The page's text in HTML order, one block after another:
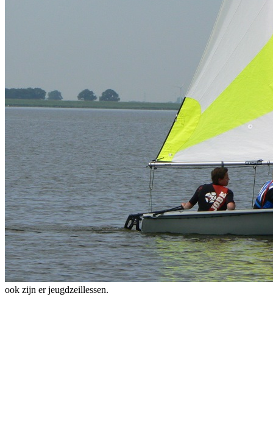
ook zijn er jeugdzeillessen.